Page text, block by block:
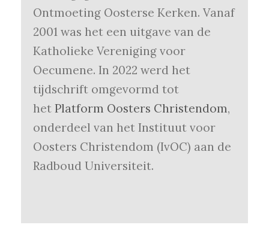
Ontmoeting Oosterse Kerken. Vanaf
2001 was het een uitgave van de
Katholieke Vereniging voor
Oecumene. In 2022 werd het
tijdschrift omgevormd tot
het Platform Oosters Christendom,
onderdeel van het Instituut voor
Oosters Christendom (IvOC) aan de
Radboud Universiteit.